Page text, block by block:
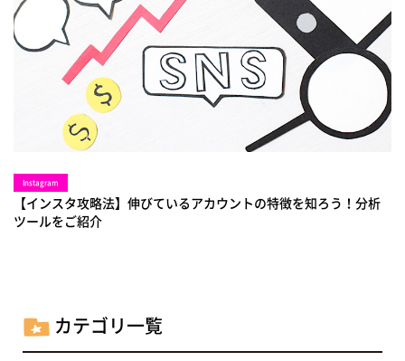
Instagram
【インスタ攻略法】伸びているアカウントの特徴を知ろう！分析
ツールをご紹介
カテゴリ一覧